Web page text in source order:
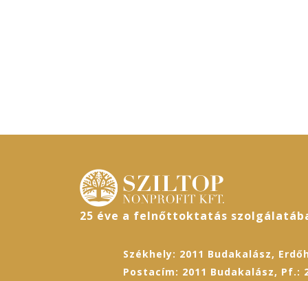
25 éve a felnőttoktatás
Székhely: 2011 Budakalász,
Postacím: 2011 Budakalász, Pf.: